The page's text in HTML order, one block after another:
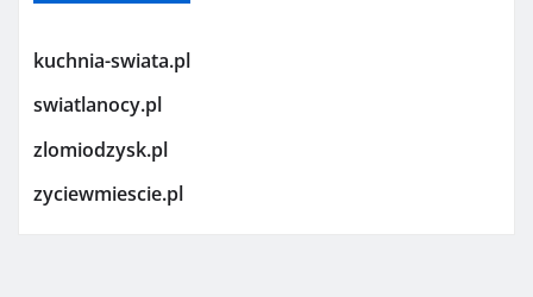
kuchnia-swiata.pl
swiatlanocy.pl
zlomiodzysk.pl
zyciewmiescie.pl